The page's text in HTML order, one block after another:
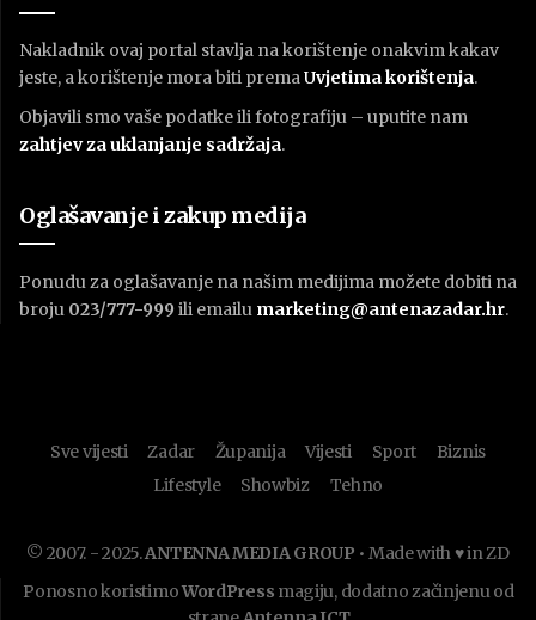
Nakladnik ovaj portal stavlja na korištenje onakvim kakav
jeste, a korištenje mora biti premaUvjetima korištenja.
Objavili smo vaše podatke ili fotografiju – uputite nam
zahtjev za uklanjanje sadržaja.
Oglašavanje i zakup medija
Ponudu za oglašavanje na našim medijima možete dobiti na
broju 023/777-999 ili emailu marketing@antenazadar.hr.
Sve vijesti Zadar Županija Vijesti Sport
Biznis
Lifestyle
Showbiz Tehno
© 2007. - 2025.ANTENNA MEDIA GROUP • Made with ♥ in ZD
Ponosno koristimoWordPress magiju, dodatno začinjenu od